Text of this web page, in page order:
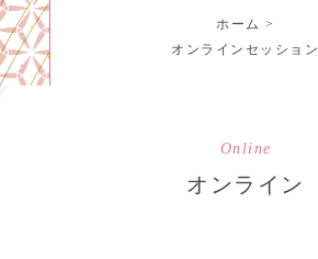
ホーム >
オンラインセッション
Online
オンライン